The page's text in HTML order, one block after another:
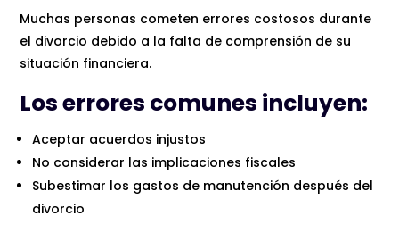
Muchas personas cometen errores costosos durante
el divorcio debido a la falta de comprensión de su
situación financiera.
Los errores comunes incluyen:
Aceptar acuerdos injustos
No considerar las implicaciones fiscales
Subestimar los gastos de manutención después del
divorcio